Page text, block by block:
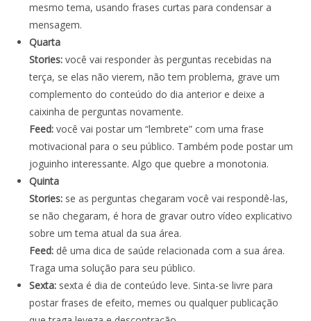
mesmo tema, usando frases curtas para condensar a
mensagem.
Quarta
Stories:você vai responder às perguntas recebidas na
terça, se elas não vierem, não tem problema, grave um
complemento do conteúdo do dia anterior e deixe a
caixinha de perguntas novamente.
Feed: você vai postar um “lembrete” com uma frase
motivacional para o seu público. Também pode postar um
joguinho interessante. Algo que quebre a monotonia.
Quinta
Stories: se as perguntas chegaram você vai respondê-las,
se não chegaram, é hora de gravar outro vídeo explicativo
sobre um tema atual da sua área.
Feed: dê uma dica de saúde relacionada com a sua área.
Traga uma solução para seu público.
Sexta: sexta é dia de conteúdo leve. Sinta-se livre para
postar frases de efeito, memes ou qualquer publicação